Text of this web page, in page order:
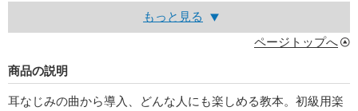
もっと見る
ページトップへ
商品の説明
耳なじみの曲から導入、どんな人にも楽しめる教本。初級用楽